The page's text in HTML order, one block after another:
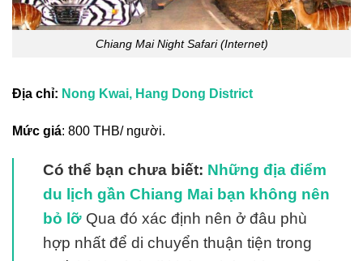
Chiang Mai Night Safari (Internet)
Địa chỉ: Nong Kwai, Hang Dong District
Mức giá: 800 THB/ người.
Có thể bạn chưa biết: Những địa điểm
du lịch gần Chiang Mai bạn không nên
bỏ lỡ Qua đó xác định nên ở đâu phù
hợp nhất để di chuyển thuận tiện trong